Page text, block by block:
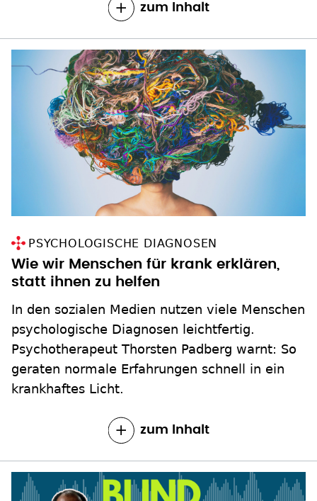
zum Inhalt
PSYCHOLOGISCHE DIAGNOSEN
Wie wir Menschen für krank erklären,
statt ihnen zu helfen
In den sozialen Medien nutzen viele Menschen
psychologische Diagnosen leichtfertig.
Psychotherapeut Thorsten Padberg warnt: So
geraten normale Erfahrungen schnell in ein
krankhaftes Licht.
zum Inhalt